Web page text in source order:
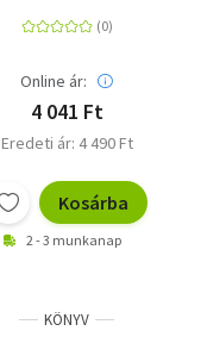
meglepetései
Online ár:
4 041 Ft
Eredeti ár: 4 490 Ft
Kosárba
2 - 3 munkanap
KÖNYV